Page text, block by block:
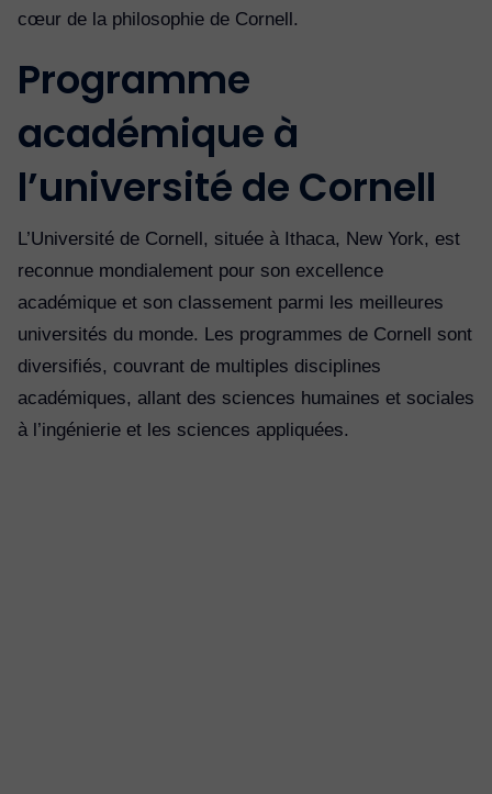
cœur de la philosophie de Cornell.
Programme
académique à
l’université de Cornell
L’Université de Cornell, située à Ithaca, New York, est
reconnue mondialement pour son excellence
académique et son classement parmi les meilleures
universités du monde. Les programmes de Cornell sont
diversifiés, couvrant de multiples disciplines
académiques, allant des sciences humaines et sociales
à l’ingénierie et les sciences appliquées.